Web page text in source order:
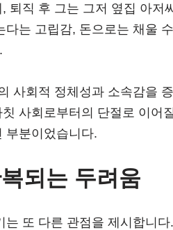
퇴직 후 그는 그저 옆집 아저
는 고립감, 돈으로는 채울
사회적 정체성과 소속감을
사회로부터의 단절로 이어
부분이었습니다.
되는 두려움
또 다른 관점을 제시합니